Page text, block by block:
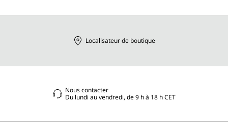
Localisateur de boutique
Nous contacter
Du lundi au vendredi, de 9 h à 18 h CET